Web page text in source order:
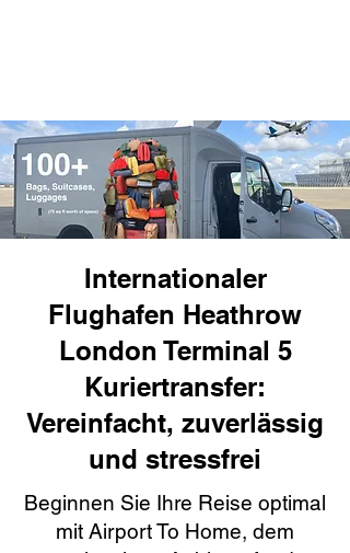
Internationaler
Flughafen Heathrow
London Terminal 5
Kuriertransfer:
Vereinfacht, zuverlässig
und stressfrei
Beginnen Sie Ihre Reise optimal
mit Airport To Home, dem